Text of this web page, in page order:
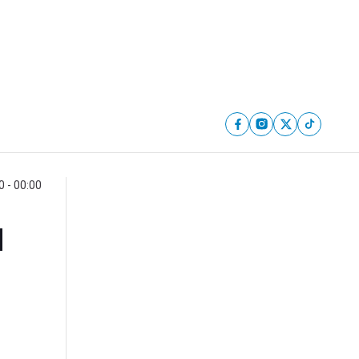
- 00:00